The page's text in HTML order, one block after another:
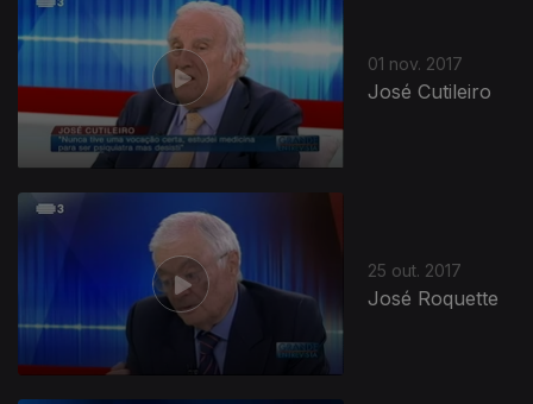
01 nov. 2017
José Cutileiro
25 out. 2017
José Roquette
311457